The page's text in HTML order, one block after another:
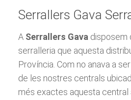
Serrallers Gava
A Serrallers Gava disposem
serralleria que aquesta
Província. Com no anava a
de les nostres centrals
més exactes aquesta central